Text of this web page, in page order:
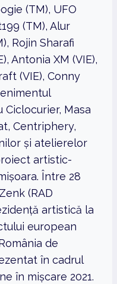
(TM), UFO
(TM), Alur
Rojin Sharafi
Antonia XM (VIE),
(VIE), Conny
Masa
Centriphery,
și atelierelor
artistic-
Între 28
(RAD
artistică la
european
de
în cadrul
în mișcare 2021.